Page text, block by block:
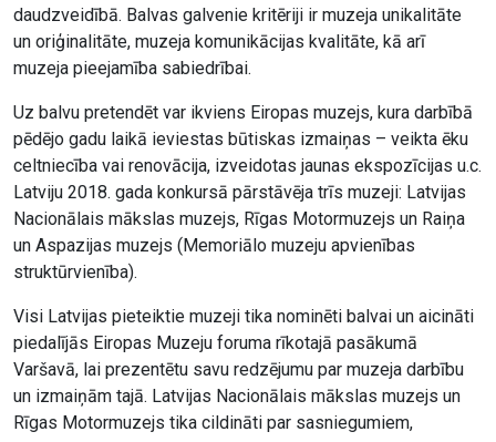
daudzveidībā. Balvas galvenie kritēriji ir muzeja unikalitāte
un oriģinalitāte, muzeja komunikācijas kvalitāte, kā arī
muzeja pieejamība sabiedrībai.
Uz balvu pretendēt var ikviens Eiropas muzejs, kura darbībā
pēdējo gadu laikā ieviestas būtiskas izmaiņas – veikta ēku
celtniecība vai renovācija, izveidotas jaunas ekspozīcijas u.c.
Latviju 2018. gada konkursā pārstāvēja trīs muzeji: Latvijas
Nacionālais mākslas muzejs, Rīgas Motormuzejs un Raiņa
un Aspazijas muzejs (Memoriālo muzeju apvienības
struktūrvienība).
Visi Latvijas pieteiktie muzeji tika nominēti balvai un aicināti
piedalījās Eiropas Muzeju foruma rīkotajā pasākumā
Varšavā, lai prezentētu savu redzējumu par muzeja darbību
un izmaiņām tajā. Latvijas Nacionālais mākslas muzejs un
Rīgas Motormuzejs tika cildināti par sasniegumiem,